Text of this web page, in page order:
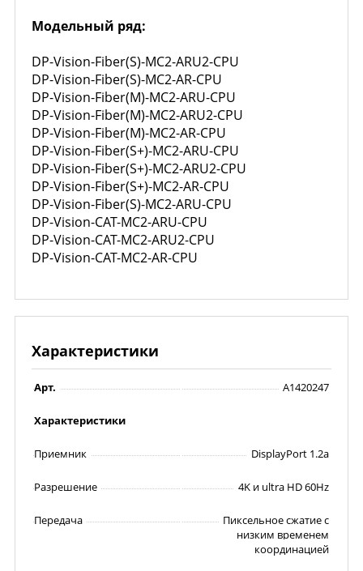
Модельный ряд:
DP-Vision-Fiber(S)-MC2-ARU2-CPU
DP-Vision-Fiber(S)-MC2-AR-CPU
DP-Vision-Fiber(M)-MC2-ARU-CPU
DP-Vision-Fiber(M)-MC2-ARU2-CPU
DP-Vision-Fiber(M)-MC2-AR-CPU
DP-Vision-Fiber(S+)-MC2-ARU-CPU
DP-Vision-Fiber(S+)-MC2-ARU2-CPU
DP-Vision-Fiber(S+)-MC2-AR-CPU
DP-Vision-Fiber(S)-MC2-ARU-CPU
DP-Vision-CAT-MC2-ARU-CPU
DP-Vision-CAT-MC2-ARU2-CPU
DP-Vision-CAT-MC2-AR-CPU
Характеристики
Арт. A1420247
Характеристики
Приемник DisplayPort 1.2a
Разрешение 4K и ultra HD 60Hz
Передача
Пиксельное сжатие с
низким временем
координацией